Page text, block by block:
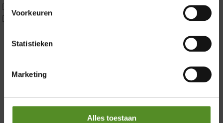
Voorkeuren
Statistieken
Marketing
Alles toestaan
Toppers
1 persoon
Twijfelaar
Vrijdag 12:00 – 17:00
Zondag 12:00 – 17:00